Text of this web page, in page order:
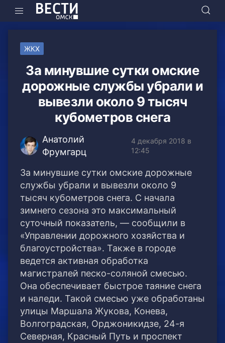
ЖКХ
За минувшие сутки омские
дорожные службы убрали и
вывезли около 9 тысяч
кубометров снега
Анатолий
Фрумгарц
4 декабря 2018 в
12:45
За минувшие сутки омские дорожные
службы убрали и вывезли около 9
тысяч кубометров снега. С начала
зимнего сезона это максимальный
суточный показатель, — сообщили в
«Управлении дорожного хозяйства и
благоустройства». Также в городе
ведется активная обработка
магистралей песко-соляной смесью.
Она обеспечивает быстрое таяние снега
и наледи. Такой смесью уже обработаны
улицы Маршала Жукова, Конева,
Волгоградская, Орджоникидзе, 24-я
Северная, Красный Путь и проспект